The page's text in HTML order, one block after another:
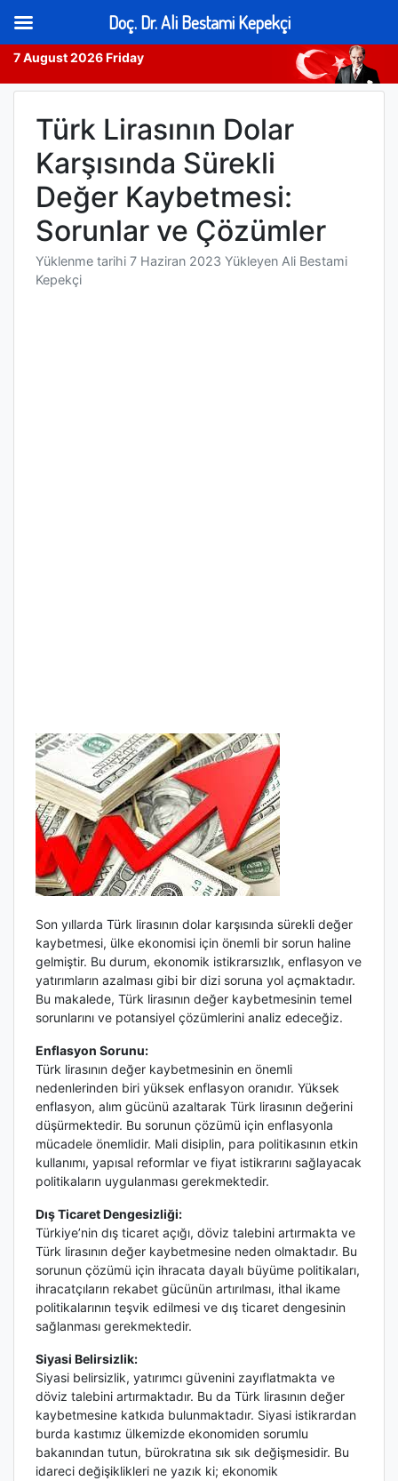
7 August 2026 Friday
Skip
Türk Lirasının Dolar
Karşısında Sürekli
Değer Kaybetmesi:
Sorunlar ve Çözümler
Yüklenme tarihi 7 Haziran 2023 Yükleyen Ali Bestami
Kepekçi
Son yıllarda Türk lirasının dolar karşısında sürekli değer
kaybetmesi, ülke ekonomisi için önemli bir sorun haline
gelmiştir. Bu durum, ekonomik istikrarsızlık, enflasyon ve
yatırımların azalması gibi bir dizi soruna yol açmaktadır.
Bu makalede, Türk lirasının değer kaybetmesinin temel
sorunlarını ve potansiyel çözümlerini analiz edeceğiz.
Enflasyon Sorunu:
Türk lirasının değer kaybetmesinin en önemli
nedenlerinden biri yüksek enflasyon oranıdır. Yüksek
enflasyon, alım gücünü azaltarak Türk lirasının değerini
düşürmektedir. Bu sorunun çözümü için enflasyonla
mücadele önemlidir. Mali disiplin, para politikasının etkin
kullanımı, yapısal reformlar ve fiyat istikrarını sağlayacak
politikaların uygulanması gerekmektedir.
Dış Ticaret Dengesizliği:
Türkiye’nin dış ticaret açığı, döviz talebini artırmakta ve
Türk lirasının değer kaybetmesine neden olmaktadır. Bu
sorunun çözümü için ihracata dayalı büyüme politikaları,
ihracatçıların rekabet gücünün artırılması, ithal ikame
politikalarının teşvik edilmesi ve dış ticaret dengesinin
sağlanması gerekmektedir.
Siyasi Belirsizlik:
Siyasi belirsizlik, yatırımcı güvenini zayıflatmakta ve
döviz talebini artırmaktadır. Bu da Türk lirasının değer
kaybetmesine katkıda bulunmaktadır. Siyasi istikrardan
burda kastımız ülkemizde ekonomiden sorumlu
bakanından tutun, bürokratına sık sık değişmesidir. Bu
idareci değişiklikleri ne yazık ki; ekonomik
Doç. Dr. Ali Bestami Kepekçi